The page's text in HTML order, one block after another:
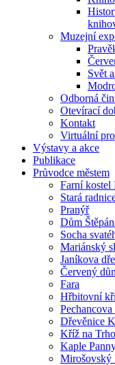
Muzejní
Svět
Odborná
Otevírací
Kontakt
Virtuální
Výstavy a akce
Publikace
Průvodce městem
Farní kostel
Stará
Pranýř
Dům
Socha
Mariánský
Janíkova
Červený
Fara
Hřbitovní
Dřevěnice
Kříž na
Kaple
Mirošovský